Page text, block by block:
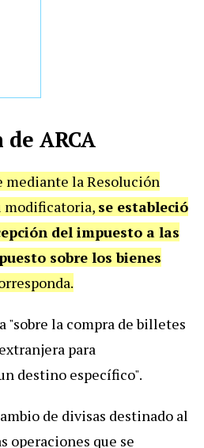
ARCA
mediante la Resolución
modificatoria, se estableció
del impuesto a las
sobre los bienes
"sobre la compra de billetes
para
destino específico".
de divisas destinado al
operaciones que se